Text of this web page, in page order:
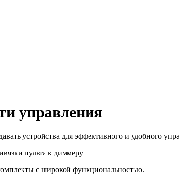
управления
устройства для эффективного и удобного
пульта к диммеру.
с широкой функциональностью.